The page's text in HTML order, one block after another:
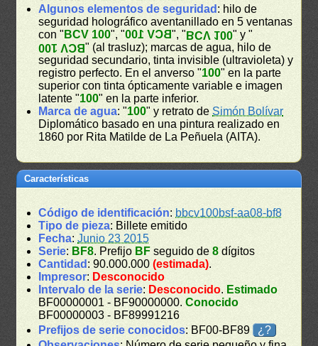
Algunos elementos de seguridad : hilo de
seguridad holográfico aventanillado en 5 ventanas
con " BCV 100", "BCV 100", "BCV 100" y "
BCV 100" (al trasluz); marcas de agua, hilo de
seguridad secundario, tinta invisible (ultravioleta) y
registro perfecto. En el anverso "100" en la parte
superior con tinta ópticamente variable e imagen
latente "100" en la parte inferior.
Marca de agua: "100" y retrato deSimón Bolívar
Diplomático basado en una pintura realizado en
1860 por Rita Matilde de La Peñuela (AITA).
Características
Código de identificación: bbcv100bsf-aa08-bf8
Tipo de pieza: Billete emitido
Fecha:Junio 23 2015
Serie: BF8. Prefijo BF seguido de8 dígitos
Cantidad : 90.000.000(estimada).
Impresor: Desconocido
Intervalo de la serie: Desconocido. Estimado
BF00000001 - BF90000000.Conocido
BF00000003 - BF89991216
Prefijos de serie conocidos: BF00-BF89
¿?